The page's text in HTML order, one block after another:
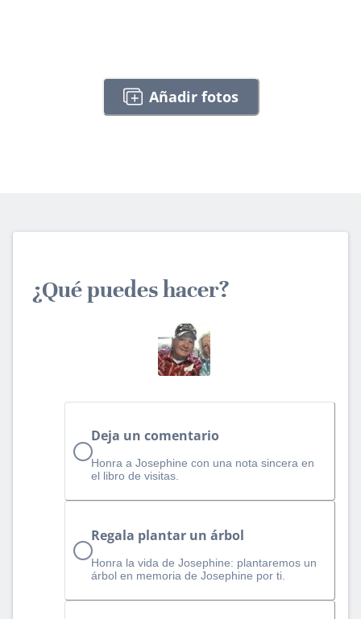
Añadir fotos
¿Qué puedes hacer?
Deja un comentario
Honra a Josephine con una nota sincera en
el libro de visitas.
Regala plantar un árbol
Honra la vida de Josephine: plantaremos un
árbol en memoria de Josephine por ti.